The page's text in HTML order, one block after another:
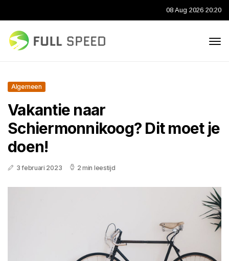
08 Aug 2026 20:20
Algemeen
Vakantie naar
Schiermonnikoog? Dit moet je
doen!
3 februari 2023 2 min leestijd